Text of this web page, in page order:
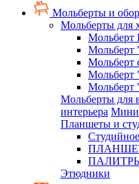
Мольберты и
Мольберты для
Мольберт
Мольберт
Мольберт
Мольберты для
интерьера Мини
Планшеты и
Этюдники